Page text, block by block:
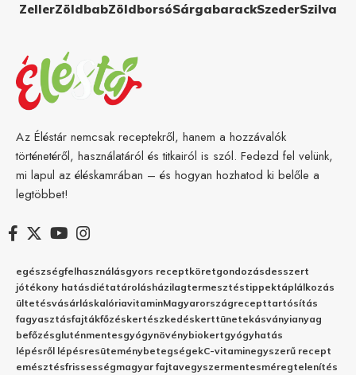
ZellerZöldbabZöldborsóSárgabarackSzederSzilva
Az Éléstár nemcsak receptekről, hanem a hozzávalók
történetéről, használatáról és titkairól is szól. Fedezd fel velünk,
mi lapul az éléskamrában – és hogyan hozhatod ki belőle a
legtöbbet!
egészségfelhasználásgyors receptköretgondozásdesszert
jótékony hatásdiétatárolásházilagtermesztéstippektáplálkozás
ültetésvásárláskalóriavitaminMagyarországrecepttartósítás
fagyasztásfajtákfőzéskertészkedéskerttünetekásványianyag
befőzésgluténmentesgyógynövénybiokertgyógyhatás
lépésről lépésresüteménybetegségekC-vitaminegyszerű recept
emésztésfrissességmagyar fajtavegyszermentesméregtelenítés